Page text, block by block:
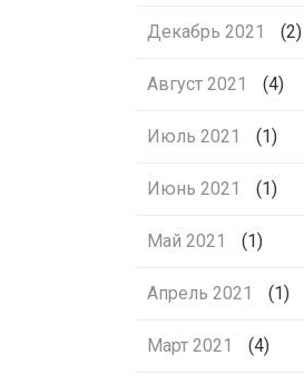
Декабрь 2021 (2)
Август 2021 (4)
Июль 2021 (1)
Июнь 2021 (1)
Май 2021 (1)
Апрель 2021 (1)
Март 2021 (4)